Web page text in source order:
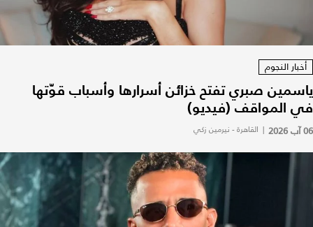
أخبار النجوم
ياسمين صبري تفتح خزائن أسرارها وأسباب قوّتها
في المواقف (فيديو)
06 آب 2026 | القاهرة - نيرمين زكي